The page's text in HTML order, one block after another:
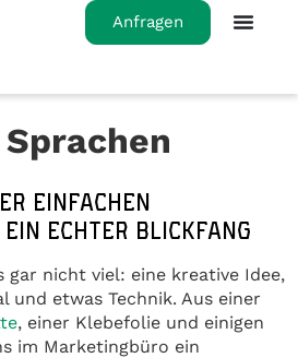
Anfragen
Sprachen
EINFACHEN
ECHTER BLICKFANG
gar nicht viel: eine kreative Idee,
und etwas Technik. Aus einer
, einer Klebefolie und einigen
im Marketingbüro ein